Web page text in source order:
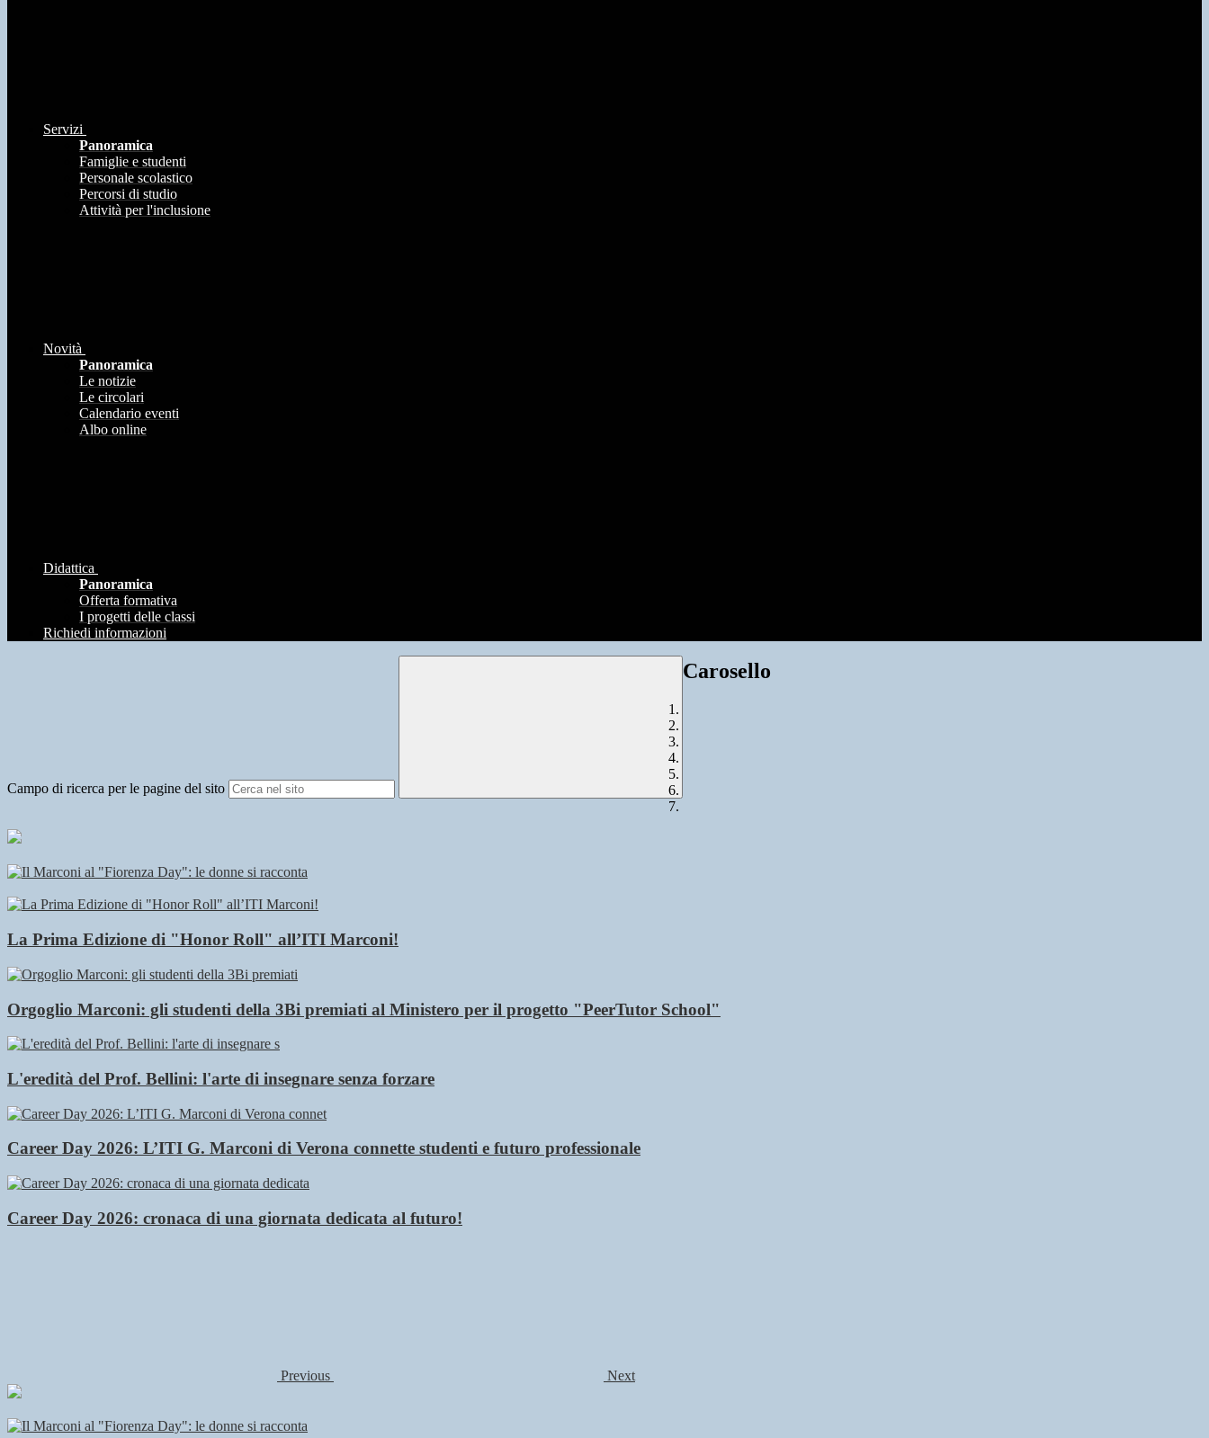
Servizi
Panoramica
Famiglie e studenti
Personale scolastico
Percorsi di studio
Attività per l'inclusione
Novità
Panoramica
Le notizie
Le circolari
Calendario eventi
Albo online
Didattica
Panoramica
Offerta formativa
I progetti delle classi
Richiedi informazioni
Campo di ricerca per le pagine del sito
Carosello
La Prima Edizione di "Honor Roll" all’ITI Marconi!
Orgoglio Marconi: gli studenti della 3Bi premiati al Ministero per il progetto "PeerTutor School"
L'eredità del Prof. Bellini: l'arte di insegnare senza forzare
Career Day 2026: L’ITI G. Marconi di Verona connette studenti e futuro professionale
Career Day 2026: cronaca di una giornata dedicata al futuro!
Previous Next